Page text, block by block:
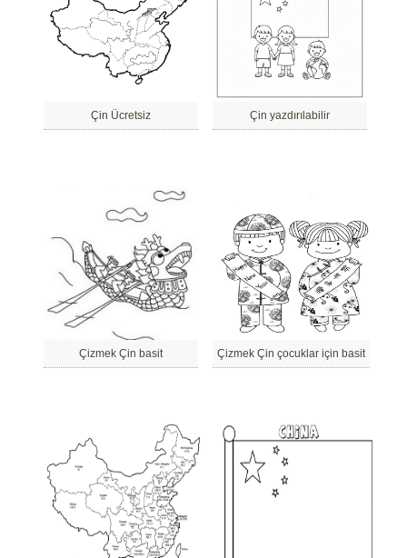
Çin Ücretsiz Çin yazdırılabilir
Çizmek Çin basit Çizmek Çin çocuklar için basit